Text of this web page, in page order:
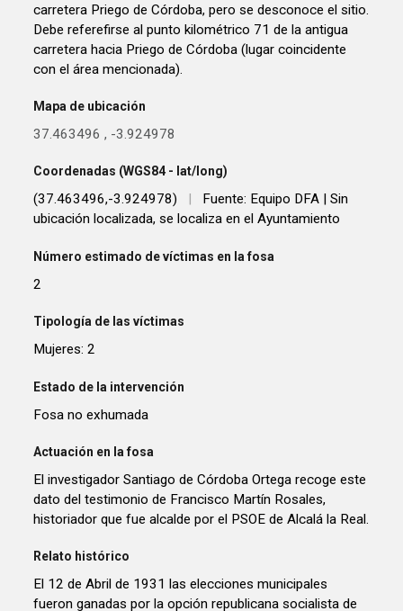
carretera Priego de Córdoba, pero se desconoce el sitio.
Debe referefirse al punto kilométrico 71 de la antigua
carretera hacia Priego de Córdoba (lugar coincidente
con el área mencionada).
Mapa de ubicación
37.463496 , -3.924978
Coordenadas (WGS84 - lat/long)
(37.463496,-3.924978)
Fuente: Equipo DFA | Sin
ubicación localizada, se localiza en el Ayuntamiento
Número estimado de víctimas en la fosa
2
Tipología de las víctimas
Mujeres: 2
Estado de la intervención
Fosa no exhumada
Actuación en la fosa
El investigador Santiago de Córdoba Ortega recoge este
dato del testimonio de Francisco Martín Rosales,
historiador que fue alcalde por el PSOE de Alcalá la Real.
Relato histórico
El 12 de Abril de 1931 las elecciones municipales
fueron ganadas por la opción republicana socialista de